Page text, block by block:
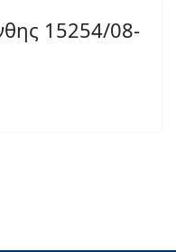
15254/08-